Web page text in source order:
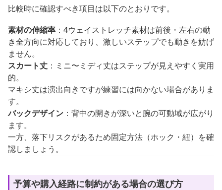
比較時に確認すべき項目は以下のとおりです。
素材の伸縮率 ：4ウェイストレッチ素材は前後・左右の動
き全方向に対応しており、激しいステップでも動きを妨げ
ません。
スカート丈 ：ミニ〜ミディ丈はステップが見えやすく実用
的。
マキシ丈は演出向きですが練習には向かない場合がありま
す。
バックデザイン ：背中の開きが深いと腕の可動域が広がり
ます。
一方、落下リスクがあるため固定方法（ホック・紐）を確
認しましょう。
予算や購入経路に制約がある場合の選び方